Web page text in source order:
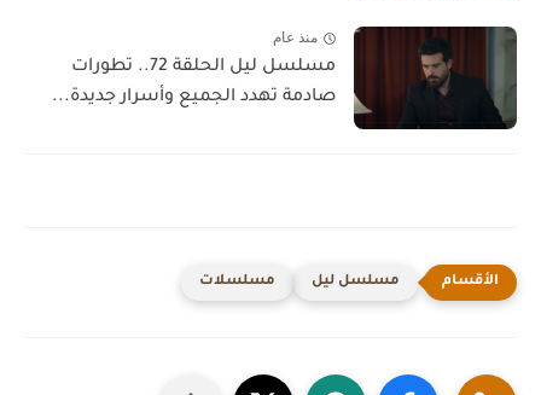
منذ عام
مسلسل ليل الحلقة 72.. تطورات
صادمة تهدد الجميع وأسرار جديدة...
مسلسل ليل مسلسلات